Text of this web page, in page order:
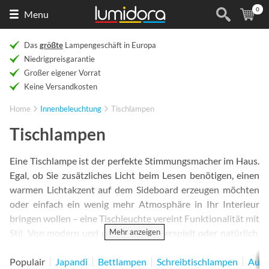
Menu (
0
Das größte Lampengeschäft in Europa
Niedrigpreisgarantie
Großer eigener Vorrat
Keine Versandkosten
Home Innenbeleuchtung Tischlampen
Tischlampen
Eine Tischlampe ist der perfekte Stimmungsmacher im Haus.
Egal, ob Sie zusätzliches Licht beim Lesen benötigen, einen
warmen Lichtakzent auf dem Sideboard erzeugen möchten
oder einfach ein wenig mehr Atmosphäre in Ihr Interieur
bringen wollen – eine Tischleuchte vereint Funktionalität mit
Stil. Von modern und puristisch bis verspielt oder natürlich,
Raum. Selbst wenn die Lampe nicht eingeschaltet ist, verleiht
Mehr anzeigen
Populair Japandi Bettlampen Schreibtischlampen